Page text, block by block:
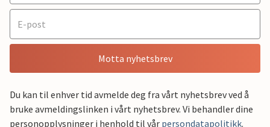
Motta nyhetsbrev
Du kan til enhver tid avmelde deg fra vårt nyhetsbrev ved å
bruke avmeldingslinken i vårt nyhetsbrev. Vi behandler dine
personopplysninger i henhold til vår persondatapolitikk.